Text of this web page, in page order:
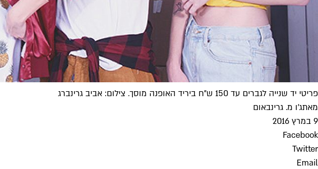
פריטי יד שנייה לגברים עד 150 ש"ח ביריד האופנה מוסך. צילום: אביב גרינברג
מאתג'ו מ. גרינבאום
9 במרץ 2016
Facebook
Twitter
Email